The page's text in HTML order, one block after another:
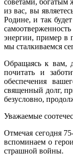
из вас, вы
Родине, и так
энергии, пример в
мы сталкиваемся
Обращаясь к вам,
почитать и
обеспечения
священный долг,
безусловно,
Уважаемые
Отмечая сегодня
вспоминаем о
страшной войны.